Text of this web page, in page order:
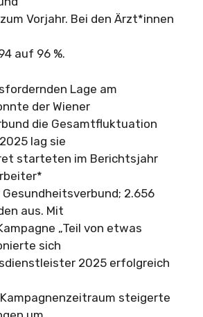
Vorjahr. Bei den Ärzt*innen
auf 96 %.
Lage am
der Wiener
die Gesamtfluktuation
lag sie
starteten im Berichtsjahr
Gesundheitsverbund; 2.656
aus. Mit
„Teil von etwas
sich
2025 erfolgreich
steigerte